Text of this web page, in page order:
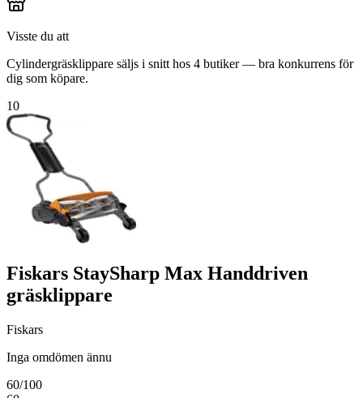
Visste du att
Cylindergräsklippare säljs i snitt hos 4 butiker — bra konkurrens för
dig som köpare.
10
Fiskars StaySharp Max Handdriven
gräsklippare
Fiskars
Inga omdömen ännu
60/100